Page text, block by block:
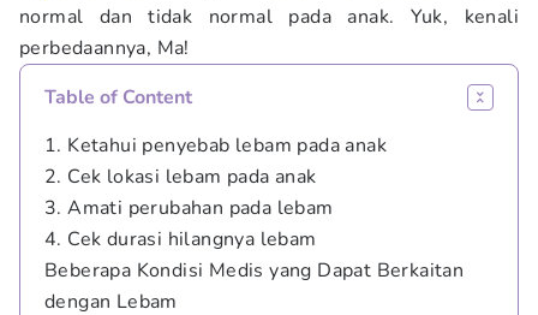
normal dan tidak normal pada anak. Yuk, kenali
perbedaannya, Ma!
Table of Content
1. Ketahui penyebab lebam pada anak
2. Cek lokasi lebam pada anak
3. Amati perubahan pada lebam
4. Cek durasi hilangnya lebam
Beberapa Kondisi Medis yang Dapat Berkaitan
dengan Lebam